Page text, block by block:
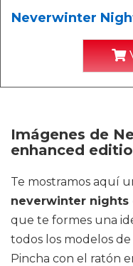
Neverwinter
Imágenes de
enhanced
Te mostramos aquí
neverwinter nights
que te formes una
todos los modelos
Pincha con el ratón